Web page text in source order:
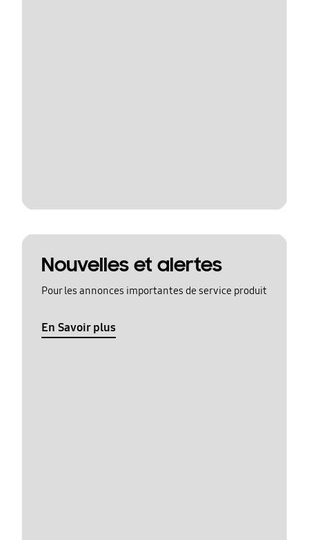
Nouvelles et alertes
Pour les annonces importantes de service produit
En Savoir plus